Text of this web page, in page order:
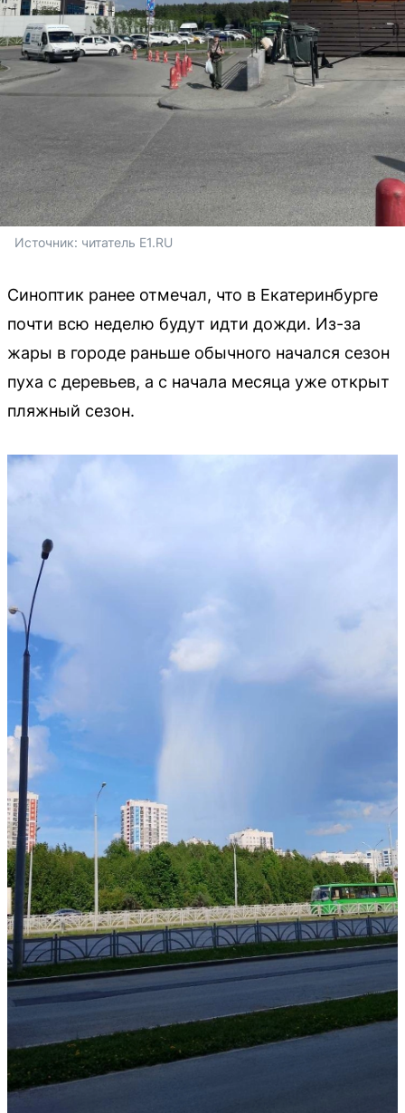
Источник: читатель E1.RU
Синоптик ранее отмечал, что в Екатеринбурге
почти всю неделю будут идти дожди. Из-за
жары в городе раньше обычного начался сезон
пуха с деревьев, а с начала месяца уже открыт
пляжный сезон.